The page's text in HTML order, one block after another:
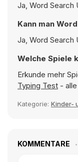
Ja, Word Search
Kann man
Ja, Word Search
Welche Spiele
Erkunde mehr
Typing Test -
Kategorie: Kinder-
KOMMENTARE